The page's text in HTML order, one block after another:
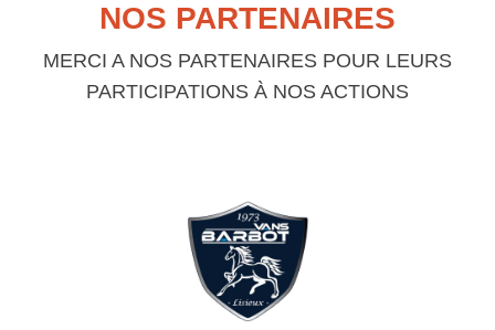
NOS PARTENAIRES
MERCI A NOS PARTENAIRES POUR LEURS
PARTICIPATIONS À NOS ACTIONS